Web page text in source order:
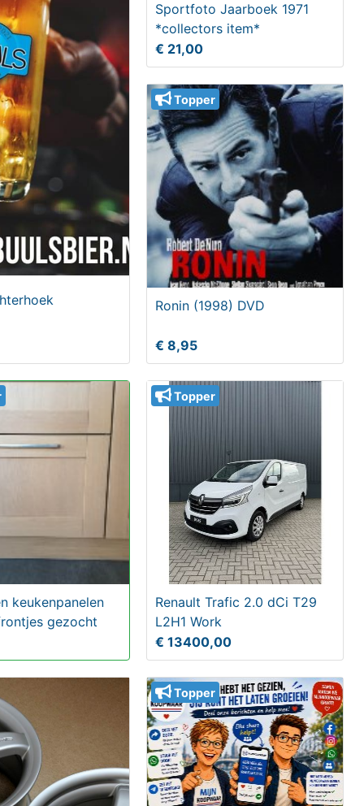
Sportfoto Jaarboek 1971
*collectors item*
€ 21,00
Topper
Ronin (1998) DVD
€ 8,95
keukenpanelen
gezocht
Topper
Renault Trafic 2.0 dCi T29
L2H1 Work
€ 13400,00
Topper